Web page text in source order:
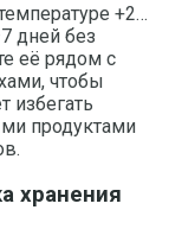
+2…
дней без
её рядом с
чтобы
избегать
продуктами
хранения